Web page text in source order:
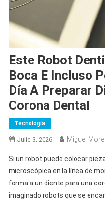
Este Robot
Boca E Incluso
Día A Preparar
Corona Dental
Tecnología
Julio 3, 2026 Miguel
Si un robot puede colocar
microscópica en la línea de
forma a un diente para una
imaginado robots que se